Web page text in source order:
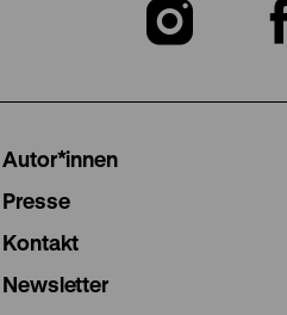
Zu
Autor*innen
Presse
Kontakt
Newsletter